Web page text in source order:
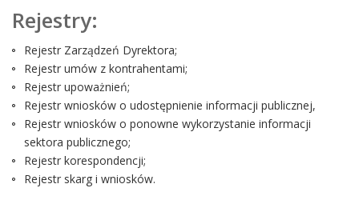
Rejestry:
Rejestr Zarządzeń Dyrektora;
Rejestr umów z kontrahentami;
Rejestr upoważnień;
Rejestr wniosków o udostępnienie informacji publicznej,
Rejestr wniosków o ponowne wykorzystanie informacji
sektora publicznego;
Rejestr korespondencji;
Rejestr skarg i wniosków.